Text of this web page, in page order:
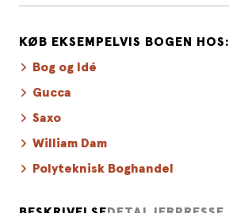
KØB EKSEMPELVIS BOGEN HOS:
Bog og Idé
Gucca
Saxo
William Dam
Polyteknisk Boghandel